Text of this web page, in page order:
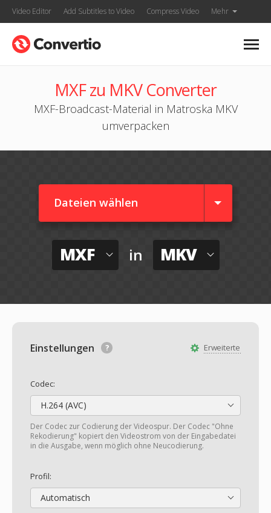
Video Editor Add Subtitles to Video Compress Video Mehr
MXF zu MKV Converter
MXF-Broadcast-Material in Matroska MKV
umverpacken
Dateien wählen
MXF in MKV
Erweiterte
Einstellungen
Codec:
H.264 (AVC)
Der Codec zur Codierung der Videospur. Der Codec "Ohne
Rekodierung" kopiert den Videostrom von der Eingabedatei
in die Ausgabe, wenn möglich ohne Neucodierung.
Profil:
Automatisch